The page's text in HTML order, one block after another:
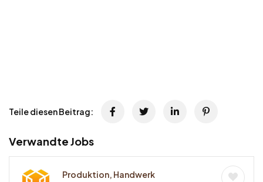
Teile diesen Beitrag:
Verwandte Jobs
Produktion, Handwerk